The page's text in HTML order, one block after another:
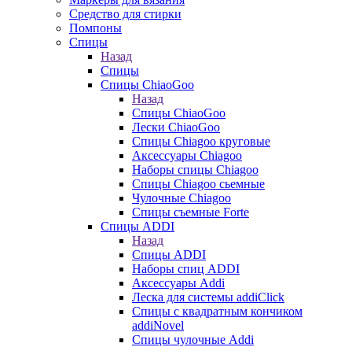
Средство для стирки
Помпоны
Спицы
Назад
Спицы
Спицы ChiaoGoo
Назад
Спицы ChiaoGoo
Лески ChiaoGoo
Cпицы Сhiagoo круговые
Аксессуары Chiagoo
Наборы спицы Chiagoo
Спицы Chiagoo сьемные
Чулочные Chiagoo
Спицы съемные Forte
Спицы ADDI
Назад
Спицы ADDI
Наборы спиц ADDI
Аксессуары Addi
Леска для системы addiClick
Спицы с квадратным кончиком
addiNovel
Спицы чулочные Addi